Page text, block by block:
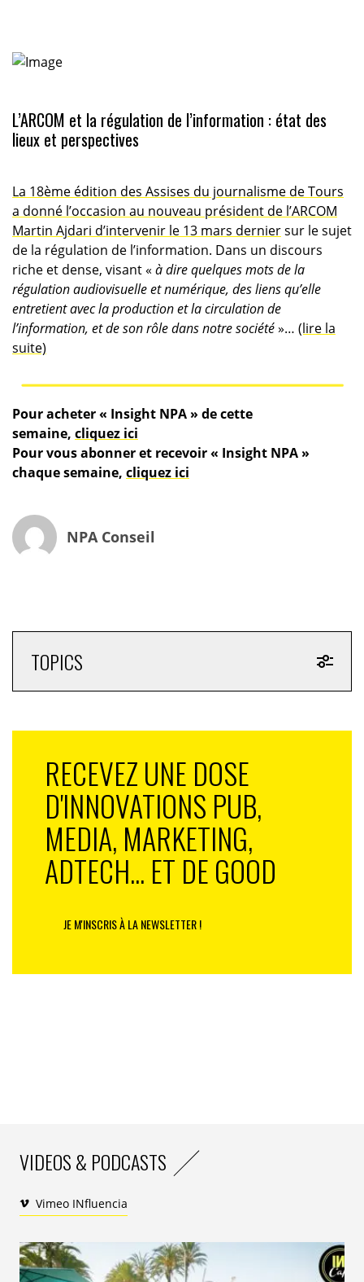
L’ARCOM et la régulation de l’information : état des
lieux et perspectives
La 18ème édition des Assises du journalisme de Tours
a donné l’occasion au nouveau président de l’ARCOM
Martin Ajdari d’intervenir le 13 mars derniersur le sujet
de la régulation de l’information. Dans un discours
riche et dense, visant « à dire quelques mots de la
régulation audiovisuelle et numérique, des liens qu’elle
entretient avec la production et la circulation de
l’information, et de son rôle dans notre société»… (lire la
suite)
Pour acheter « Insight NPA » de cette
semaine, cliquez ici
Pour vous abonner et recevoir « Insight NPA »
chaque semaine, cliquez ici
NPA Conseil
TOPICS
RECEVEZ UNE DOSE
D'INNOVATIONS PUB,
MEDIA, MARKETING,
ADTECH... ET DE GOOD
JE M'INSCRIS À LA NEWSLETTER !
VIDEOS & PODCASTS
Vimeo INfluencia